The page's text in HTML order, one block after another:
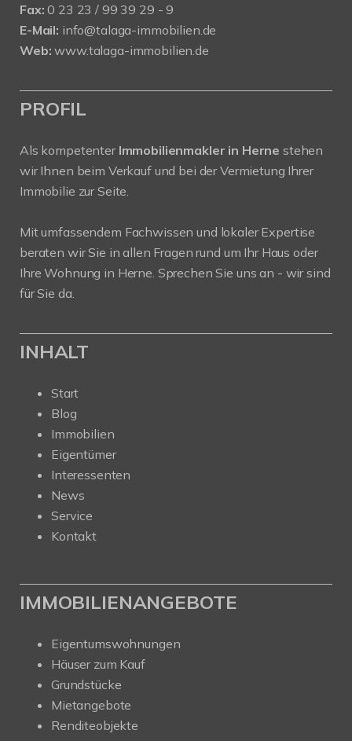
Fax: 0 23 23 / 99 39 29 - 9
E-Mail: info@talaga-immobilien.de
Web: www.talaga-immobilien.de
PROFIL
Als kompetenter Immobilienmakler in Herne stehen
wir Ihnen beim Verkauf und bei der Vermietung Ihrer
Immobilie zur Seite.
Mit umfassendem Fachwissen und lokaler Expertise
beraten wir Sie in allen Fragen rund um Ihr Haus oder
Ihre Wohnung in Herne. Sprechen Sie uns an - wir sind
für Sie da.
INHALT
Start
Blog
Immobilien
Eigentümer
Interessenten
News
Service
Kontakt
IMMOBILIENANGEBOTE
Eigentumswohnungen
Häuser zum Kauf
Grundstücke
Mietangebote
Renditeobjekte